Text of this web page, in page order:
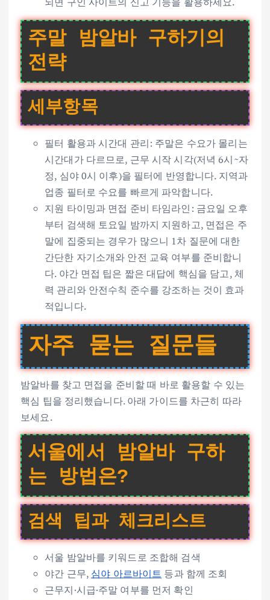
주말 밤알바 구하기의
전략
세부항목
필터 활용과 시간대 관리: 주말은 수요가 몰리는
시간대가 다르므로, 근무 시작 시각(저녁 6시~자
정, 심야 0시 이후)을 필터에 반영합니다. 지역과
업종 필터로 수요를 빠르게 파악합니다.
지원 타이밍과 면접 준비 타임라인: 금요일 오후
부터 검색해 토요일 밤까지 지원하고, 면접은 주
말에 집중되는 경우가 많으니 1차 질문에 대한
간단한 자기소개와 안전 교육 여부를 준비합니
다. 야간 면접 팁은 짧은 대답에 핵심을 담고, 체
력 관리와 안전수칙 준수를 강조하는 것이 효과
적입니다.
자주 묻는 질문들
밤알바를 찾고 면접을 준비할 때 바로 활용할 수 있는
핵심 팁을 정리했습니다. 아래 가이드를 차근히 따라
보세요.
서울에서 밤알바 구하
는 방법은?
검색 팁과 체크리스트
서울 밤알바를 키워드로 조합해 검색
야간 근무, 심야 아르바이트 등과 함께 조회
근무지·시급·주말 여부를 먼저 확인